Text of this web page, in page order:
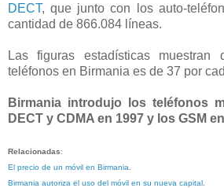
DECT, que junto con los auto-
cantidad de 866.084 líneas.
Las figuras estadísticas
teléfonos en Birmania es de 37 por
Birmania introdujo los teléfonos
DECT y CDMA en 1997 y los GSM
Relacionadas:
El precio de un móvil en Birmania
Birmania autoriza el uso del móvil en su nueva capital